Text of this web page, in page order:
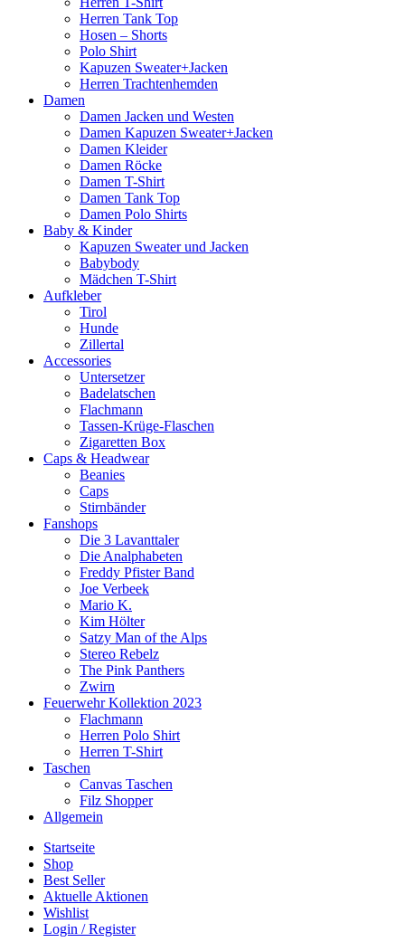
Herren Tank Top
Hosen – Shorts
Polo Shirt
Kapuzen Sweater+Jacken
Herren Trachtenhemden
Damen
Damen Jacken und Westen
Damen Kapuzen Sweater+Jacken
Damen Kleider
Damen Röcke
Damen T-Shirt
Damen Tank Top
Damen Polo Shirts
Baby & Kinder
Kapuzen Sweater und Jacken
Babybody
Mädchen T-Shirt
Aufkleber
Tirol
Hunde
Zillertal
Accessories
Untersetzer
Badelatschen
Flachmann
Tassen-Krüge-Flaschen
Zigaretten Box
Caps & Headwear
Beanies
Caps
Stirnbänder
Fanshops
Die 3 Lavanttaler
Die Analphabeten
Freddy Pfister Band
Joe Verbeek
Mario K.
Kim Hölter
Satzy Man of the Alps
Stereo Rebelz
The Pink Panthers
Zwirn
Feuerwehr Kollektion 2023
Flachmann
Herren Polo Shirt
Herren T-Shirt
Taschen
Canvas Taschen
Filz Shopper
Allgemein
Startseite
Shop
Best Seller
Aktuelle Aktionen
Wishlist
Login / Register